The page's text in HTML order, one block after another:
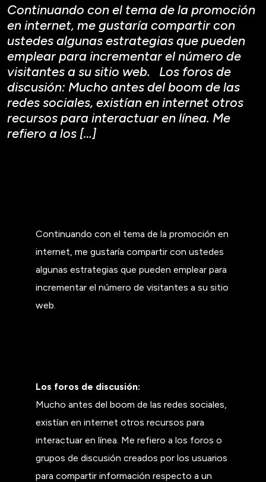
Continuando con el tema de la promoción
en internet, me gustaría compartir con
ustedes algunas estrategias que pueden
emplear para incrementar el número de
visitantes a su sitio web. Los foros de
discusión: Mucho antes del boom de las
redes sociales, existían en internet otros
recursos para interactuar en línea. Me
refiero a los […]
Continuando con el tema de la promoción en
internet, me gustaría compartir con ustedes
algunas estrategias que pueden emplear para
incrementar el número de visitantes a su sitio
web.
Los foros de discusión:
Mucho antes del boom de las redes sociales,
existían en internet otros recursos para
interactuar en línea. Me refiero a los foros o
grupos de discusión creados por los usuarios
para compartir información respecto a un